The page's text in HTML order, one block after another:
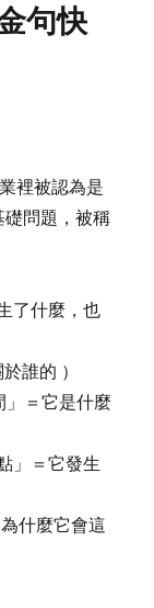
左
也？！
句快
裡被認為是
問題，被稱
了什麼，也
誰的 ）
＝它是什麼
」＝它發生
什麼它會這